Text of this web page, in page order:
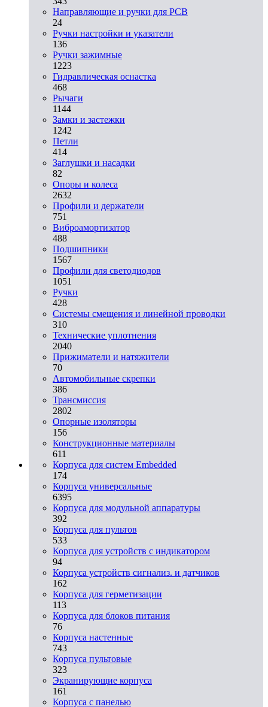
Направляющие и ручки для PCB
24
Ручки настройки и указатели
136
Ручки зажимные
1223
Гидравлическая оснастка
468
Рычаги
1144
Замки и застежки
1242
Петли
414
Заглушки и насадки
82
Опоры и колеса
2632
Профили и держатели
751
Виброамортизатор
488
Подшипники
1567
Профили для светодиодов
1051
Ручки
428
Системы смещения и линейной проводки
310
Технические уплотнения
2040
Прижиматели и натяжители
70
Автомобильные скрепки
386
Трансмиссия
2802
Опорные изоляторы
156
Конструкционные материалы
611
Корпуса для систем Embedded
174
Корпуса универсальные
6395
Корпуса для модульной аппаратуры
392
Корпуса для пультов
533
Корпуса для устройств с индикатором
94
Корпуса устройств сигнализ. и датчиков
162
Корпуса для герметизации
113
Корпуса для блоков питания
76
Корпуса настенные
743
Корпуса пультовые
323
Экранирующие корпуса
161
Корпуса с панелью